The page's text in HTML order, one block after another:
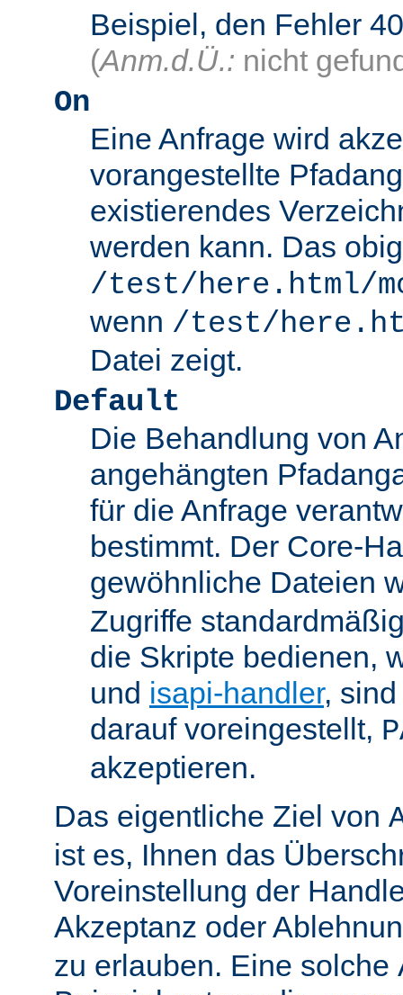
Beispiel, den Fehler
(Anm.d.Ü.: nicht
On
Eine Anfrage wird
vorangestellte
existierendes
werden kann. Das
/test/here.html/
wenn /test/
Datei zeigt.
Default
Die Behandlung von
angehängten
für die Anfrage
bestimmt. Der Core-
gewöhnliche Dateien
Zugriffe
die Skripte bedienen,
und isapi-handler,
darauf voreingestellt,
akzeptieren.
Das eigentliche Ziel von
ist es, Ihnen das
Voreinstellung der
Akzeptanz oder
zu erlauben. Eine solche